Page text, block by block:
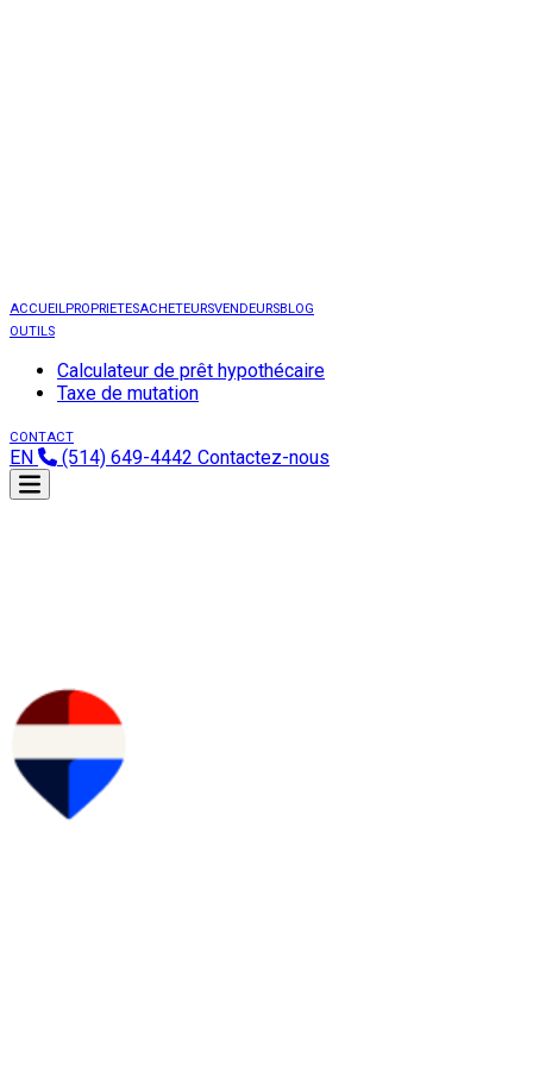
ACCUEILPROPRIETESACHETEURSVENDEURSBLOG
OUTILS
Calculateur de prêt hypothécaire
Taxe de mutation
CONTACT
EN (514) 649-4442 Contactez-nous